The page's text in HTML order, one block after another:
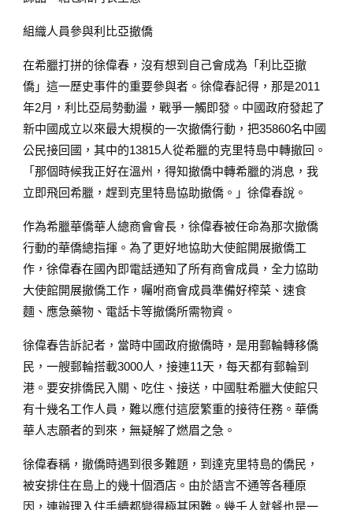
組織人員參與利比亞撤僑
在希臘打拼的徐偉春，沒有想到自己會成為「利比亞撤
僑」這一歷史事件的重要參與者。徐偉春記得，那是2011
年2月，利比亞局勢動盪，戰爭一觸即發。中國政府發起了
新中國成立以來最大規模的一次撤僑行動，把35860名中國
公民接回國，其中的13815人從希臘的克里特島中轉撤回。
「那個時候我正好在溫州，得知撤僑中轉希臘的消息，我
立即飛回希臘，趕到克里特島協助撤僑。」徐偉春說。
作為希臘華僑華人總商會會長，徐偉春被任命為那次撤僑
行動的華僑總指揮。為了更好地協助大使館開展撤僑工
作，徐偉春在國內即電話通知了所有商會成員，全力協助
大使館開展撤僑工作，囑咐商會成員準備好榨菜、速食
麵、應急藥物、電話卡等撤僑所需物資。
徐偉春告訴記者，當時中國政府撤僑時，是用郵輪轉移僑
民，一艘郵輪搭載3000人，接連11天，每天都有郵輪到
港。要安排僑民入關、吃住、接送，中國駐希臘大使館只
有十幾名工作人員，難以應付這麼繁重的接待任務。華僑
華人志願者的到來，無疑解了燃眉之急。
徐偉春稱，撤僑時遇到很多難題，到達克里特島的僑民，
被安排住在島上的幾十個酒店。由於語言不通等各種原
因，連辦理入住手續都變得極其困難。幾千人就餐也是一